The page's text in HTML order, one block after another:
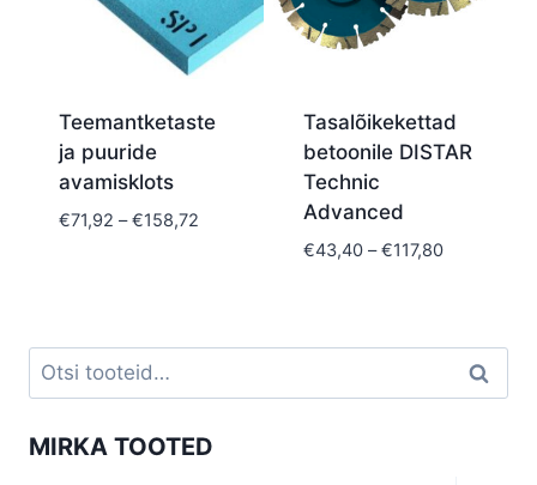
Teemantketaste
ja puuride
avamisklots
€71,92 – €158,72Price
Tasalõikekettad
betoonile DISTAR
Technic
Advanced
€43,40 – €117,80Price
Otsi: Otsi
MIRKA TOOTED